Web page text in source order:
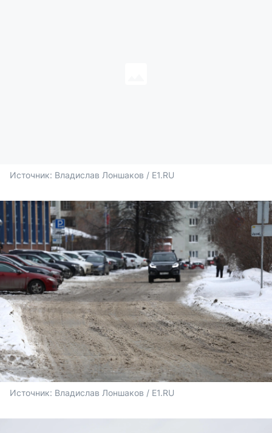
Источник: Владислав Лоншаков / E1.RU
Источник: Владислав Лоншаков / E1.RU